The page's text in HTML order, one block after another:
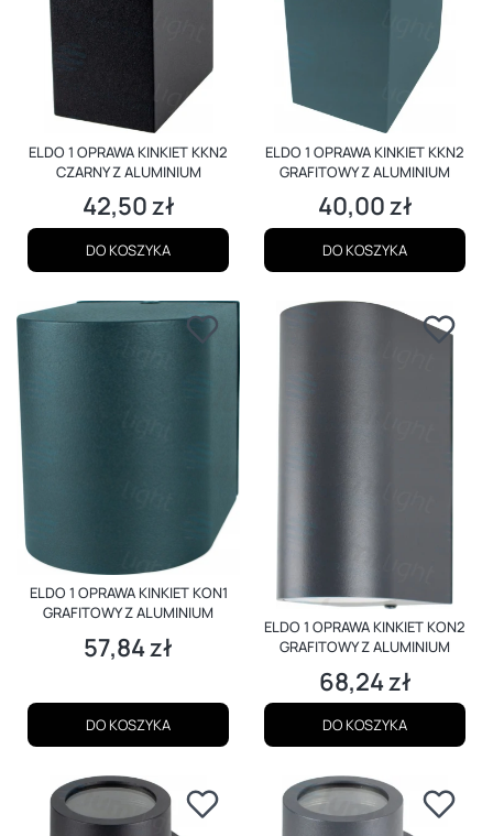
ELDO 1 OPRAWA KINKIET KKN2
CZARNY Z ALUMINIUM
Cena
42,50 zł
DO KOSZYKA
ELDO 1 OPRAWA KINKIET KKN2
GRAFITOWY Z ALUMINIUM
Cena
40,00 zł
DO KOSZYKA
ELDO 1 OPRAWA KINKIET KON1
GRAFITOWY Z ALUMINIUM
Cena
57,84 zł
DO KOSZYKA
ELDO 1 OPRAWA KINKIET KON2
GRAFITOWY Z ALUMINIUM
Cena
68,24 zł
DO KOSZYKA